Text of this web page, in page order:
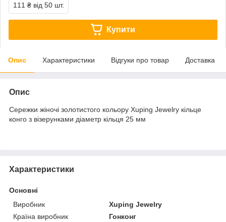
111 ₴ від 50 шт.
Купити
Опис Характеристики Відгуки про товар Доставка
Опис
Сережки жіночі золотистого кольору Xuping Jewelry кільце
конго з візерунками діаметр кільця 25 мм
Характеристики
Основні
Виробник
Xuping Jewelry
Країна виробник
Гонконг